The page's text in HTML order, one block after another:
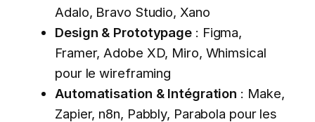
Adalo, Bravo Studio, Xano
Design & Prototypage : Figma,
Framer, Adobe XD, Miro, Whimsical
pour le wireframing
Automatisation & Intégration : Make,
Zapier, n8n, Pabbly, Parabola pour les